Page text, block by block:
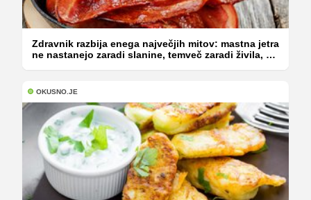
Zdravnik razbija enega največjih mitov: mastna jetra
ne nastanejo zaradi slanine, temveč zaradi živila, ki
OKUSNO.JE